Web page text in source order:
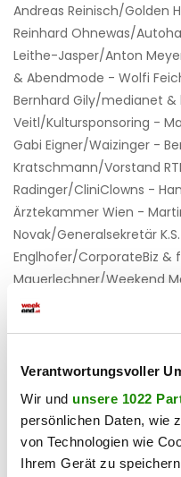
Verantwortungsvoller
Wir und unsere 1022
persönlichen Daten, wie
von Technologien wie
Ihrem Gerät zu
Andreas Reinisch/Golden
Reinhard Ohnewas/
Leithe-Jasper/Anton
& Abendmode - Wolfi
Bernhard Gily/medianet
Veitl/Kultursponsoring -
Gabi Eigner/Waizinger -
Kratschmann/Vorstand
Radinger/CliniClowns -
Ärztekammer Wien -
Novak/Generalsekretär
Englhofer/CorporateBiz &
Mauerlechner/Weekend
Mermertas/Immobilien &
Ravì/Respiro e
natürlich die Star-Akteure
Oliver Hoffinger/Cucina
Edelbrand - Elke Böhnke/
Emberger/
Rohrmoser & Gerry